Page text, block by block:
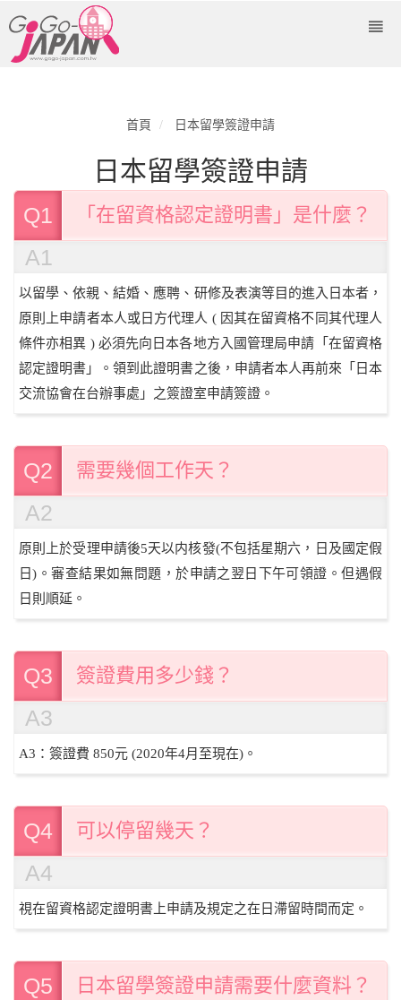
首頁 日本留學簽證申請
日本留學簽證申請
Q1 「在留資格認定證明書」是什麼？
A1
以留學、依親、結婚、應聘、研修及表演等目的進入日本者，
原則上申請者本人或日方代理人 ( 因其在留資格不同其代理人
條件亦相異 ) 必須先向日本各地方入國管理局申請「在留資格
認定證明書」。領到此證明書之後，申請者本人再前來「日本
交流協會在台辦事處」之簽證室申請簽證。
Q2 需要幾個工作天？
A2
原則上於受理申請後5天以内核發(不包括星期六，日及國定假
日)。審查結果如無問題，於申請之翌日下午可領證。但遇假
日則順延。
Q3 簽證費用多少錢？
A3
A3：簽證費 850元 (2020年4月至現在)。
Q4 可以停留幾天？
A4
視在留資格認定證明書上申請及規定之在日滯留時間而定。
Q5 日本留學簽證申請需要什麼資料？